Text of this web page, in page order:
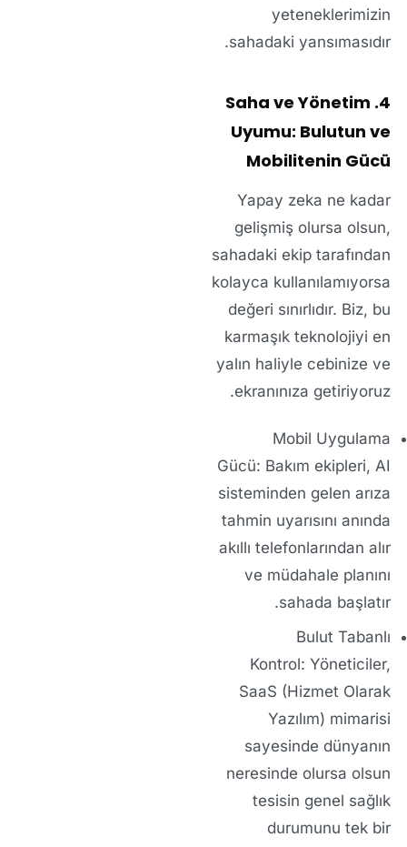
yeteneklerimizin
sahadaki yansımasıdır.
4. Saha ve Yönetim
Uyumu: Bulutun ve
Mobilitenin Gücü
Yapay zeka ne kadar
gelişmiş olursa olsun,
sahadaki ekip tarafından
kolayca kullanılamıyorsa
değeri sınırlıdır. Biz, bu
karmaşık teknolojiyi en
yalın haliyle cebinize ve
ekranınıza getiriyoruz.
Mobil Uygulama
Gücü: Bakım ekipleri, AI
sisteminden gelen arıza
tahmin uyarısını anında
akıllı telefonlarından alır
ve müdahale planını
sahada başlatır.
Bulut Tabanlı
Kontrol: Yöneticiler,
SaaS (Hizmet Olarak
Yazılım) mimarisi
sayesinde dünyanın
neresinde olursa olsun
tesisin genel sağlık
durumunu tek bir